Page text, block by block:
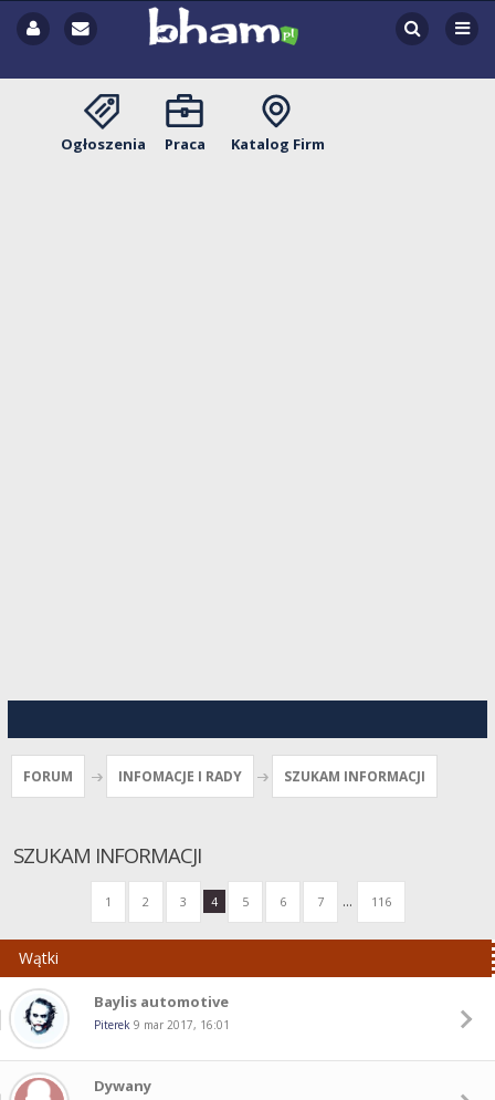
Ogłoszenia Praca Katalog Firm
FORUM INFOMACJE I RADY SZUKAM INFORMACJI
SZUKAM INFORMACJI
1 2 3 4 5 6 7 ... 116
Wątki
Baylis automotive
Piterek 9 mar 2017, 16:01
Dywany